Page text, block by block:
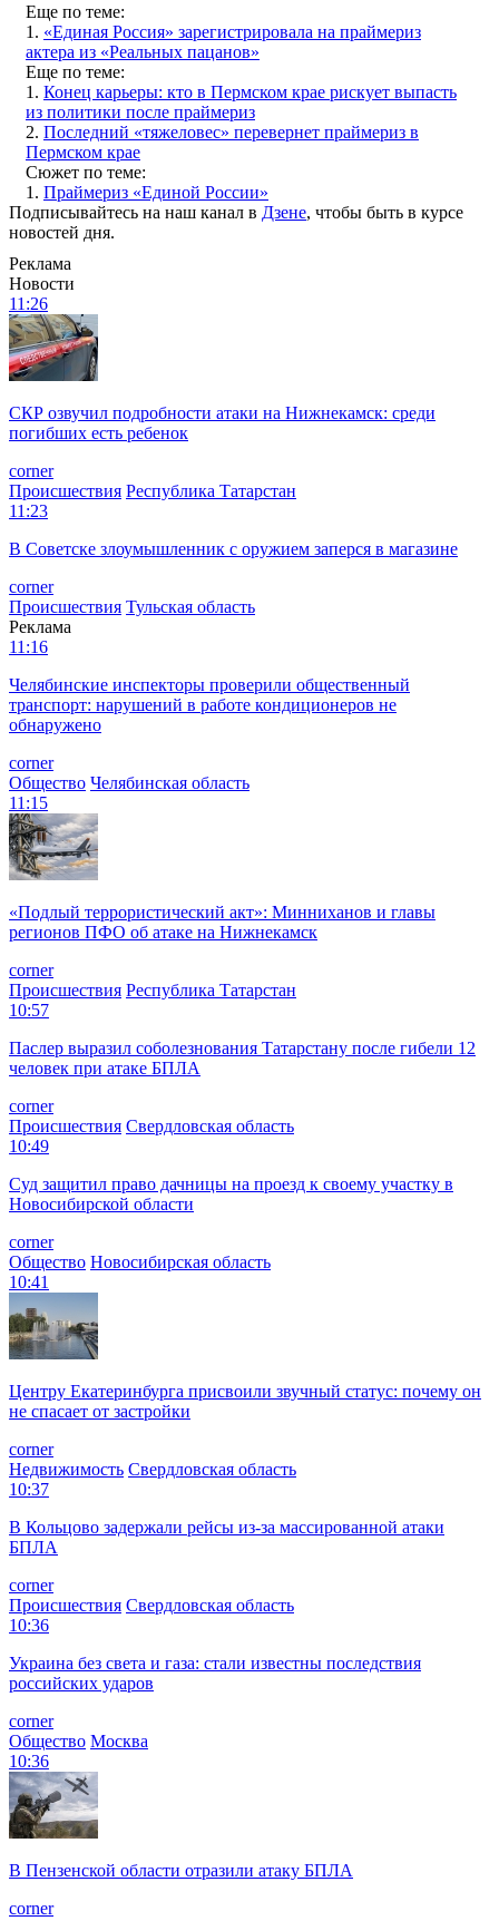
Еще по теме:
1. «Единая Россия» зарегистрировала на праймериз
актера из «Реальных пацанов»
Еще по теме:
1. Конец карьеры: кто в Пермском крае рискует выпасть
из политики после праймериз
2. Последний «тяжеловес» перевернет праймериз в
Пермском крае
Сюжет по теме:
1. Праймериз «Единой России»
Подписывайтесь на наш канал в Дзене, чтобы быть в курсе
новостей дня.
Реклама
Новости
11:26
СКР озвучил подробности атаки на Нижнекамск: среди
погибших есть ребенок
corner
Происшествия Республика Татарстан
11:23
В Советске злоумышленник с оружием заперся в магазине
corner
Происшествия Тульская область
Реклама
11:16
Челябинские инспекторы проверили общественный
транспорт: нарушений в работе кондиционеров не
обнаружено
corner
Общество Челябинская область
11:15
«Подлый террористический акт»: Минниханов и главы
регионов ПФО об атаке на Нижнекамск
corner
Происшествия Республика Татарстан
10:57
Паслер выразил соболезнования Татарстану после гибели 12
человек при атаке БПЛА
corner
Происшествия Свердловская область
10:49
Суд защитил право дачницы на проезд к своему участку в
Новосибирской области
corner
Общество Новосибирская область
10:41
Центру Екатеринбурга присвоили звучный статус: почему он
не спасает от застройки
corner
Недвижимость Свердловская область
10:37
В Кольцово задержали рейсы из-за массированной атаки
БПЛА
corner
Происшествия Свердловская область
10:36
Украина без света и газа: стали известны последствия
российских ударов
corner
Общество Москва
10:36
В Пензенской области отразили атаку БПЛА
corner